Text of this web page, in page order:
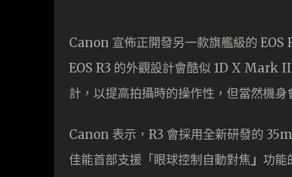
Canon 宣佈正開發另一款旗艦級的 EOS
EOS R3 的外觀設計會酷似 1D X Mark
計，以提高拍攝時的操作性，但當然機
Canon 表示，R3 會採用全新研發的
佳能首部支援「眼球控制自動對焦」 功能